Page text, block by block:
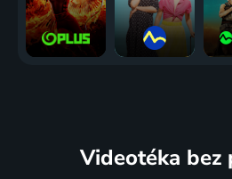
Videotéka bez